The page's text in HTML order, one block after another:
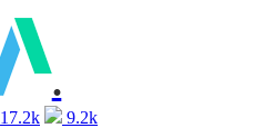
.
17.2k 9.2k